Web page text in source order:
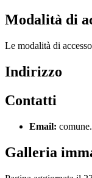
Modalità di
Le modalità di
Indirizzo
Contatti
Email:
Galleria